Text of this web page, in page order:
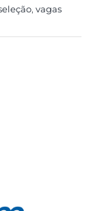
, vagas